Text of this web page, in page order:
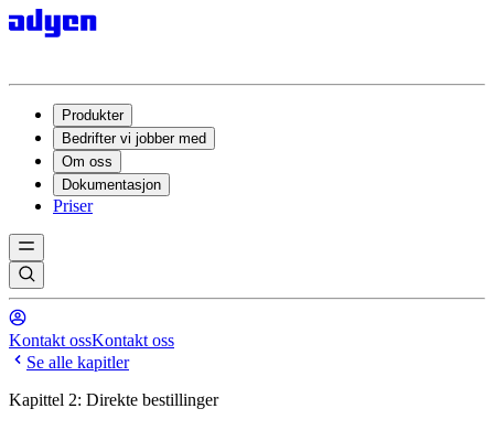
Produkter
Bedrifter vi jobber med
Om oss
Dokumentasjon
Priser
Kontakt ossKontakt oss
Se alle kapitler
Kapittel 2: Direkte bestillinger